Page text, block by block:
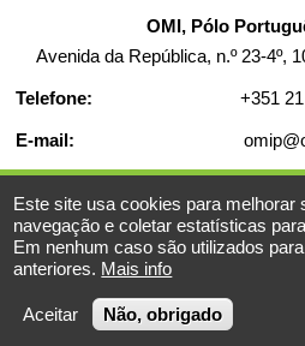
OMI, Pólo
Avenida da República, n.º 23-4º,
Telefone: +351
E-mail:
© 2019-2026 - Todos os
AJUDA CONTACTO
AVISO
Powered BY
Este site usa cookies para melhorar
navegação e coletar estatísticas
Em nenhum caso são utilizados
anteriores. Mais info
Aceitar Não, obrigado